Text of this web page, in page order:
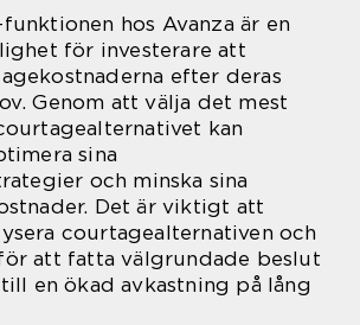
hos Avanza är en
för investerare att
efter deras
Genom att välja det mest
kan
sina
och minska sina
Det är viktigt att
courtagealternativen och
att fatta välgrundade beslut
en ökad avkastning på lång